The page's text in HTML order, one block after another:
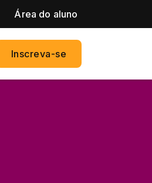
Área do aluno
Inscreva-se